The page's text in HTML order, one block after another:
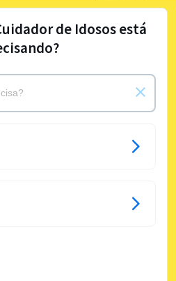
de Idosos está